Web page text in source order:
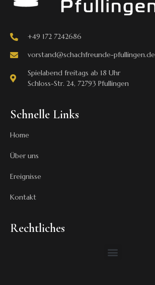
+49 172 7242686
vorstand@schachfreunde-pfullingen.de
Spielabend freitags ab 18 Uhr
Schloss-Str. 24, 72793 Pfullingen
Schnelle Links
Home
Über uns
Ereignisse
Kontakt
Rechtliches